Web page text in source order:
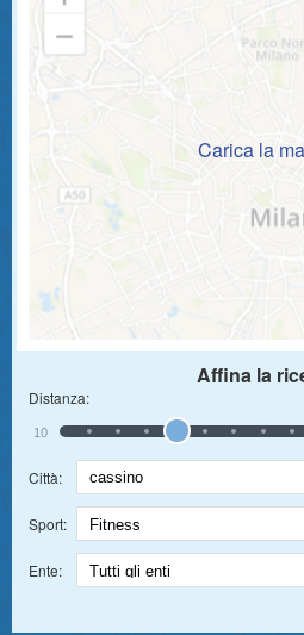
Carica la
Affina la
Distanza:
10
Città:
Sport:
Ente: